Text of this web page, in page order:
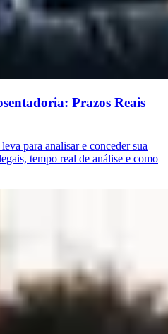
Prazos Reais
para analisar e conceder sua
tempo real de análise e como